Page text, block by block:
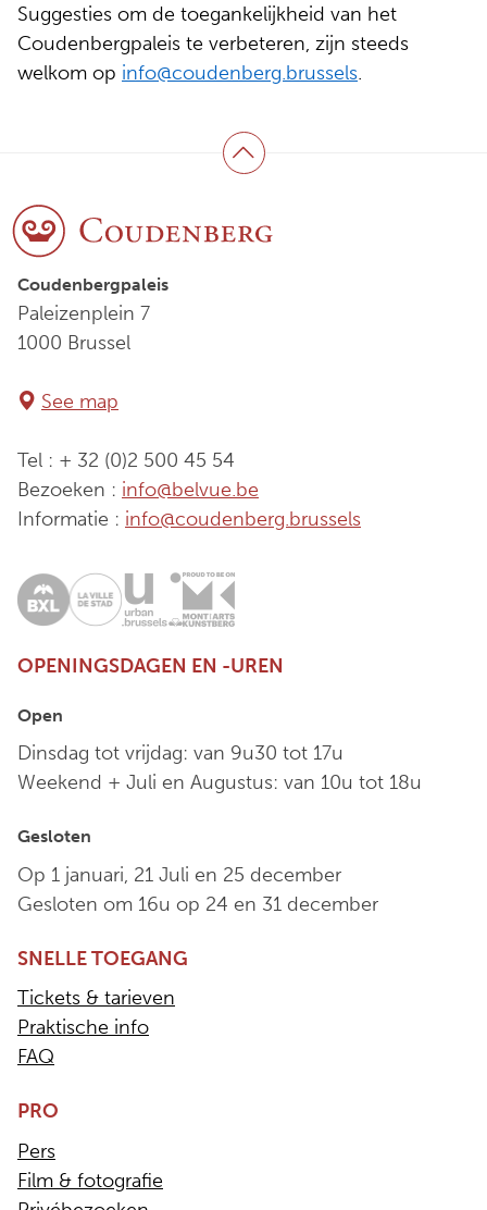
Suggesties om de toegankelijkheid van het
Coudenbergpaleis te verbeteren, zijn steeds
welkom op info@coudenberg.brussels.
Terug naar boven
Coudenbergpaleis
Paleizenplein 7
1000 Brussel
See map
Tel : + 32 (0)2 500 45 54
Bezoeken : info@belvue.be
Informatie : info@coudenberg.brussels
OPENINGSDAGEN EN -UREN
Open
Dinsdag tot vrijdag: van 9u30 tot 17u
Weekend + Juli en Augustus: van 10u tot 18u
Gesloten
Op 1 januari, 21 Juli en 25 december
Gesloten om 16u op 24 en 31 december
SNELLE TOEGANG
Tickets & tarieven
Praktische info
FAQ
PRO
Pers
Film & fotografie